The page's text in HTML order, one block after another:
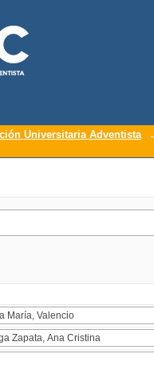
Universitaria Adventista